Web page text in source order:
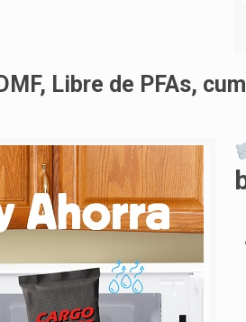
Libre de PFAs,